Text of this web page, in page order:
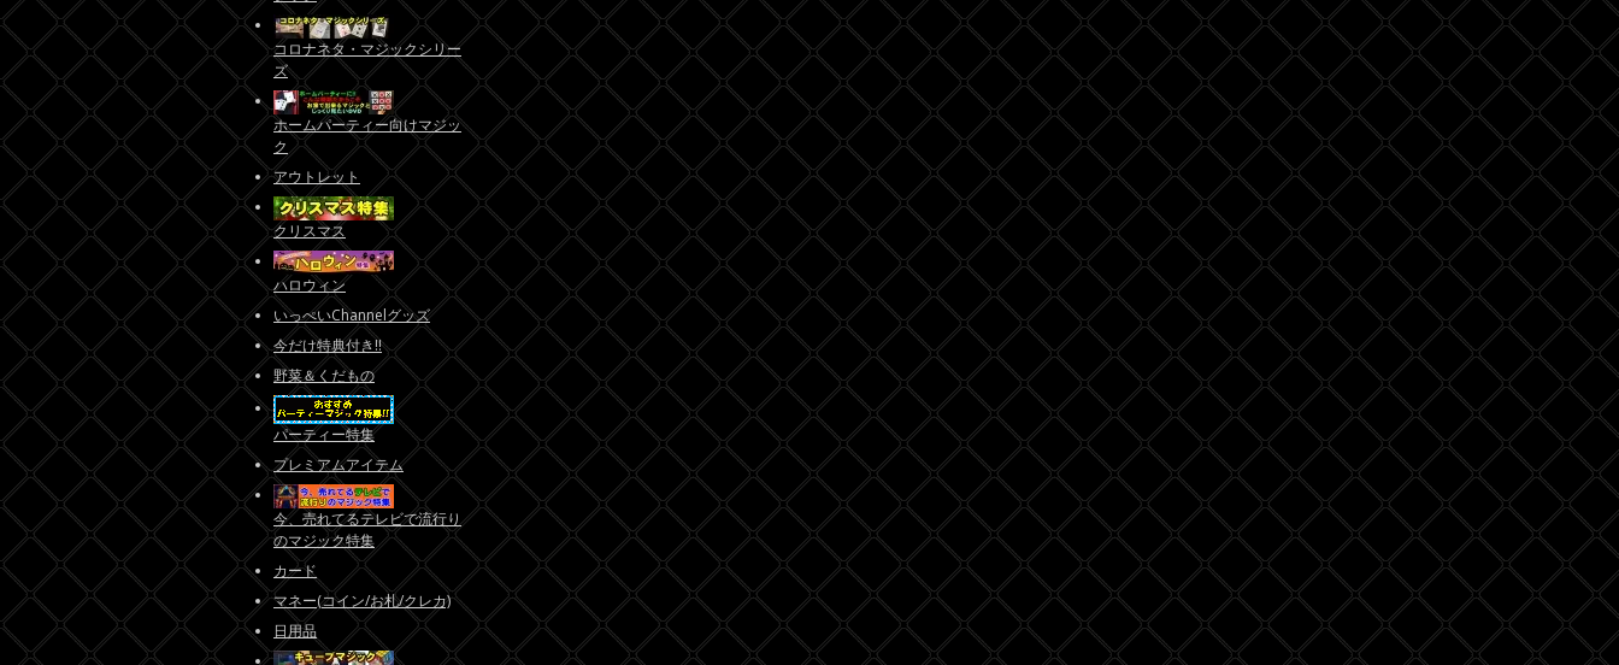
コロナネタ・マジックシリー
ズ
ホームパーティー向けマジッ
ク
アウトレット
クリスマス
ハロウィン
いっぺいChannelグッズ
今だけ特典付き!!
野菜＆くだもの
パーティー特集
プレミアムアイテム
今、売れてるテレビで流行り
のマジック特集
カード
マネー(コイン/お札/クレカ)
日用品